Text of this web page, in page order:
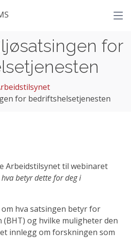
for
for bedriftshelsetjenesten
Arbeidstilsynet til webinaret
betyr dette for deg i
hva satsingen betyr for
og hvilke muligheter den
innlegg om forskningen som